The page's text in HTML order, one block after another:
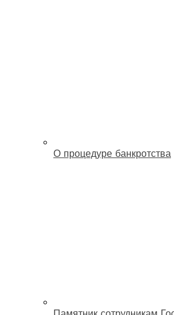
О процедуре банкротства